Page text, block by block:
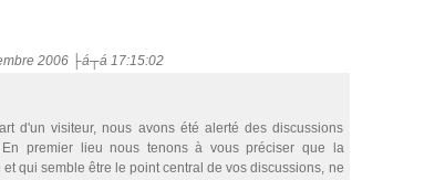
2006 ├á┬á 17:15:02
d'un visiteur, nous avons été alerté des discussions
premier lieu nous tenons à vous préciser que la
et qui semble être le point central de vos discussions, ne